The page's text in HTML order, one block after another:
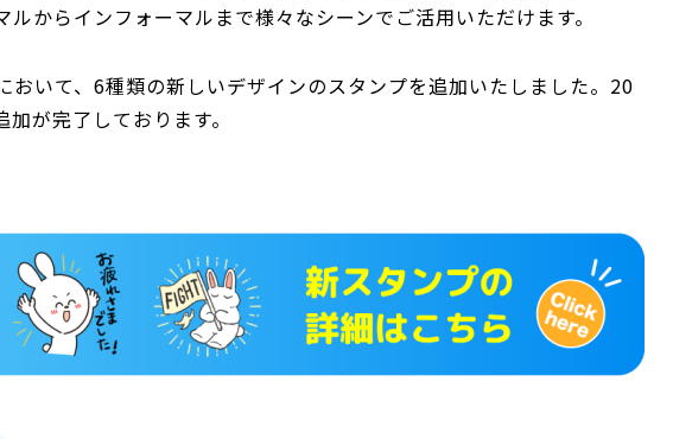
からインフォーマルまで様々なシーンでご活用いただけます。
おいて、6種類の新しいデザインのスタンプを追加いたしました。20
が完了しております。